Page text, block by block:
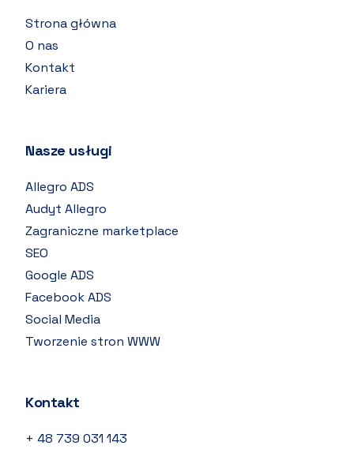
Strona główna
O nas
Kontakt
Kariera
Nasze usługi
Allegro ADS
Audyt Allegro
Zagraniczne marketplace
SEO
Google ADS
Facebook ADS
Social Media
Tworzenie stron WWW
Kontakt
+ 48 739 031 143